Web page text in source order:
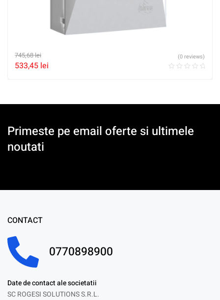
745,68lei
533,45 lei
(0 reviews)
Primeste pe email oferte si ultimele
noutati
CONTACT
0770898900
Date de contact ale societatii
SC ROGESI SOLUTIONS S.R.L.